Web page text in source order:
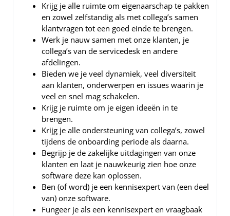
Krijg je alle ruimte om eigenaarschap te pakken
en zowel zelfstandig als met collega’s samen
klantvragen tot een goed einde te brengen.
Werk je nauw samen met onze klanten, je
collega’s van de servicedesk en andere
afdelingen.
Bieden we je veel dynamiek, veel diversiteit
aan klanten, onderwerpen en issues waarin je
veel en snel mag schakelen.
Krijg je ruimte om je eigen ideeën in te
brengen.
Krijg je alle ondersteuning van collega’s, zowel
tijdens de onboarding periode als daarna.
Begrijp je de zakelijke uitdagingen van onze
klanten en laat je nauwkeurig zien hoe onze
software deze kan oplossen.
Ben (of word) je een kennisexpert van (een deel
van) onze software.
Fungeer je als een kennisexpert en vraagbaak